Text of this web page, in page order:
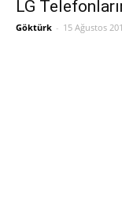
LG
Göktürk - 15 Ağustos